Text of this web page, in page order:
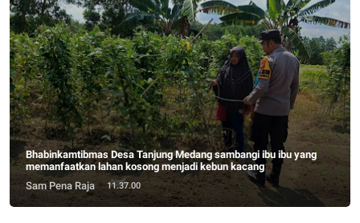
Bhabinkamtibmas Desa Tanjung Medang sambangi ibu ibu yang
memanfaatkan lahan kosong menjadi kebun kacang
Sam Pena Raja
11.37.00